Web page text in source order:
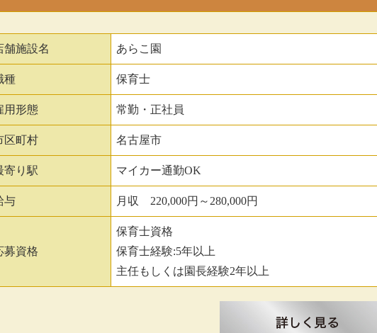
舗施設名 あらこ園
種 保育士
用形態 常勤・正社員
区町村 名古屋市
寄り駅 マイカー通勤OK
与 月収 220,000円～280,000円
募資格
保育士資格
保育士経験:5年以上
主任もしくは園長経験2年以上